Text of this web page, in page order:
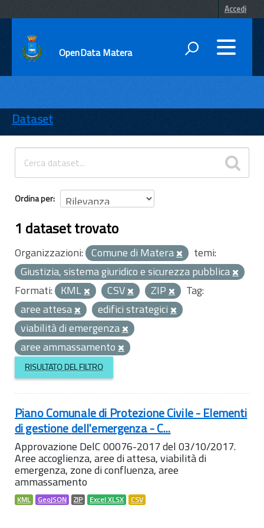
Accedi
OpenData Matera
ENTI
TEMI
INFORMAZIONI
Dataset
Ordina per
1 dataset trovato
Organizzazioni: Comune di Matera
temi:
Giustizia, sistema giuridico e sicurezza pubblica
Formati: KML CSV ZIP
Tag:
aree attesa
edifici strategici
viabilità di emergenza
aree ammassamento
RISULTATO DEL FILTRO
Piano Comunale di Protezione Civile - Elementi
di gestione dell'emergenza - C...
Approvazione DelC 00076-2017 del 03/10/2017.
Aree accoglienza, aree di attesa, viabilità di
emergenza, zone di confluenza, aree
ammassamento
KML GeoJSON ZIP Excel XLSX CSV